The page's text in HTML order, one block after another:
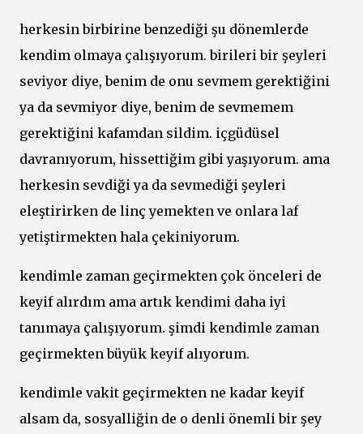
herkesin birbirine benzediği şu dönemlerde
kendim olmaya çalışıyorum. birileri bir şeyleri
seviyor diye, benim de onu sevmem gerektiğini
ya da sevmiyor diye, benim de sevmemem
gerektiğini kafamdan sildim. içgüdüsel
davranıyorum, hissettiğim gibi yaşıyorum. ama
herkesin sevdiği ya da sevmediği şeyleri
eleştirirken de linç yemekten ve onlara laf
yetiştirmekten hala çekiniyorum.
kendimle zaman geçirmekten çok önceleri de
keyif alırdım ama artık kendimi daha iyi
tanımaya çalışıyorum. şimdi kendimle zaman
geçirmekten büyük keyif alıyorum.
kendimle vakit geçirmekten ne kadar keyif
alsam da, sosyalliğin de o denli önemli bir şey